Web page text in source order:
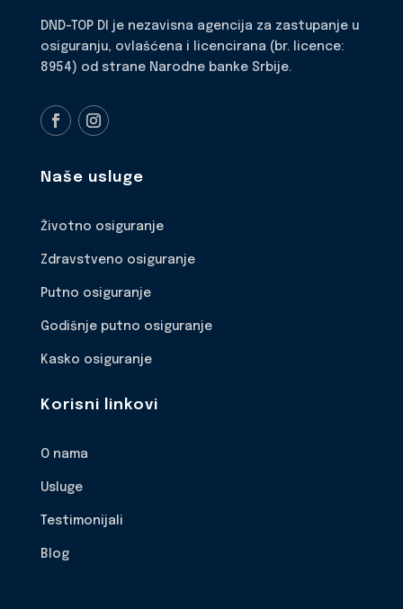
DND-TOP DI je nezavisna agencija za zastupanje u
osiguranju, ovlašćena i licencirana (br. licence:
8954) od strane Narodne banke Srbije.
Naše usluge
Životno osiguranje
Zdravstveno osiguranje
Putno osiguranje
Godišnje putno osiguranje
Kasko osiguranje
Korisni linkovi
O nama
Usluge
Testimonijali
Blog